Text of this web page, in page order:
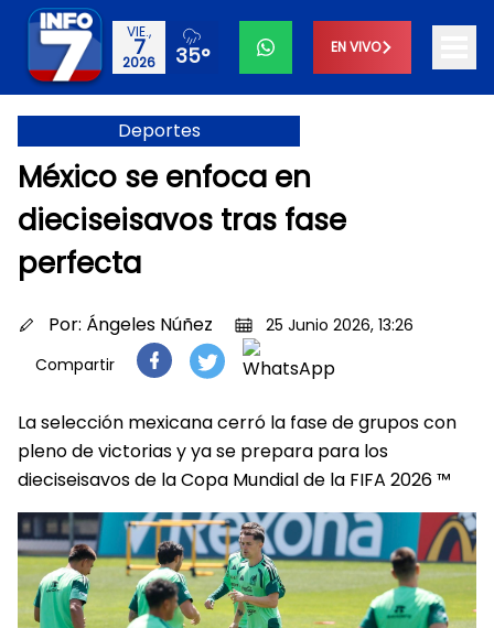
VIE.,
7
2026 35° EN VIVO
Deportes
México se enfoca en
dieciseisavos tras fase
perfecta
Por: Ángeles Núñez
25 Junio 2026, 13:26
Compartir
La selección mexicana cerró la fase de grupos con
pleno de victorias y ya se prepara para los
dieciseisavos de la Copa Mundial de la FIFA 2026 ™